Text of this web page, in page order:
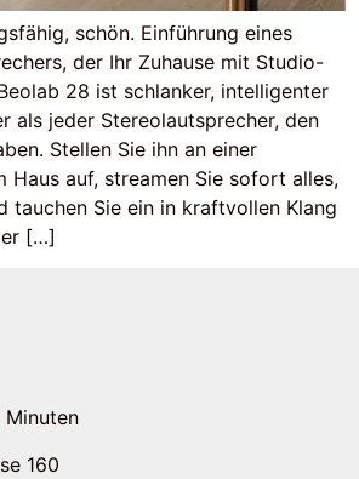
schön. Einführung eines
der Ihr Zuhause mit Studio-
28 ist schlanker, intelligenter
als jeder Stereolautsprecher, den
Stellen Sie ihn an einer
Haus auf, streamen Sie sofort alles,
tauchen Sie ein in kraftvollen Klang
[…]
Minuten
160